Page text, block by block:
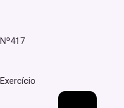
Nº417
Exercício